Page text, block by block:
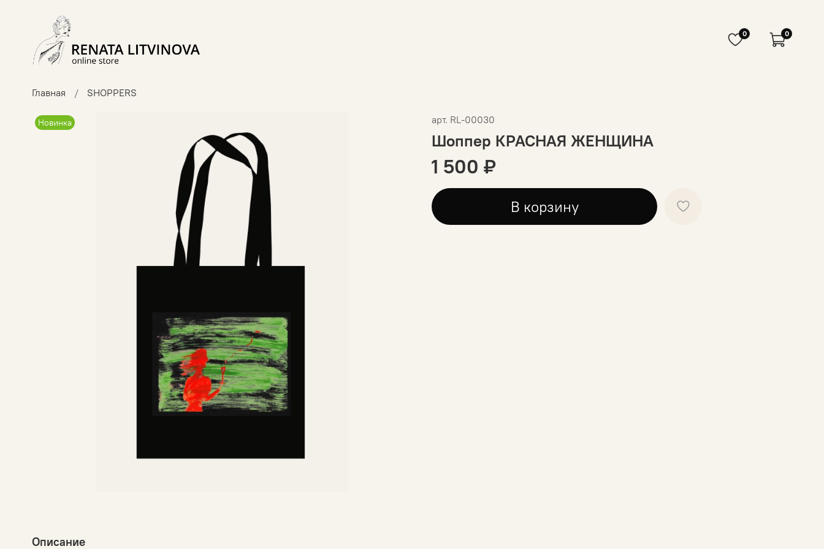
0 0
Главная SHOPPERS
Новинка арт. RL-00030
Шоппер КРАСНАЯ ЖЕНЩИНА
1 500 ₽
В корзину
Описание